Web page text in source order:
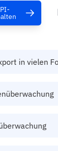
in vielen